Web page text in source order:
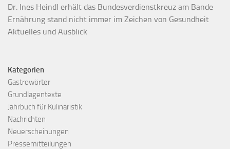
Dr. Ines Heindl erhält das Bundesverdienstkreuz am Bande
Ernährung stand nicht immer im Zeichen von Gesundheit
Aktuelles und Ausblick
Kategorien
Gastrowörter
Grundlagentexte
Jahrbuch für Kulinaristik
Nachrichten
Neuerscheinungen
Pressemitteilungen